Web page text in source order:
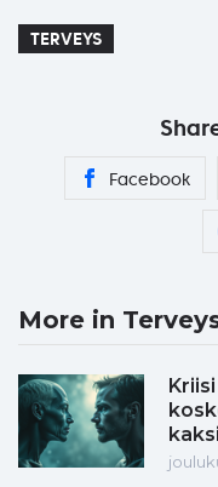
TERVEYS
Facebook
More in